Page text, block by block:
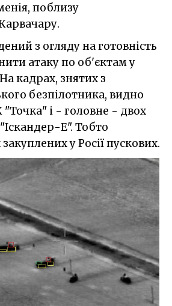
поблизу
з огляду на готовність
атаку по об'єктам у
кадрах, знятих з
безпілотника, видно
і - головне - двох
Е". Тобто
у Росії пускових.